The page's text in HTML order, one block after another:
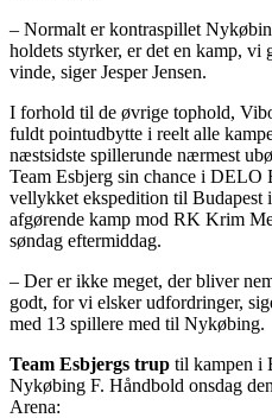
– Normalt er kontraspillet
holdets styrker, er det en kamp,
vinde, siger Jesper Jensen.
I forhold til de øvrige tophold,
fuldt pointudbytte i reelt alle
næstsidste spillerunde nærmest
Team Esbjerg sin chance i DELO
vellykket ekspedition til Budapest
afgørende kamp mod RK Krim
søndag eftermiddag.
– Der er ikke meget, der bliver
godt, for vi elsker udfordringer,
med 13 spillere med til Nykøbing.
Team Esbjergs trup til kampen i
Nykøbing F. Håndbold onsdag
Arena: